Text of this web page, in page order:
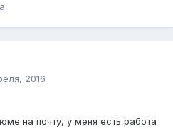
2016
на почту, у меня есть работа